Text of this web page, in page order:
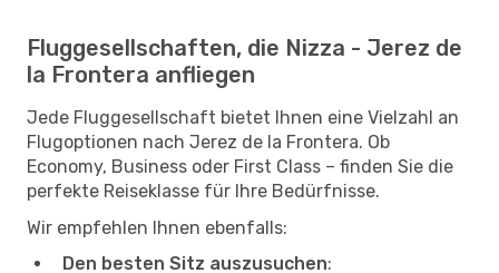
Fluggesellschaften, die Nizza - Jerez de
la Frontera anfliegen
Jede Fluggesellschaft bietet Ihnen eine Vielzahl an
Flugoptionen nach Jerez de la Frontera. Ob
Economy, Business oder First Class – finden Sie die
perfekte Reiseklasse für Ihre Bedürfnisse.
Wir empfehlen Ihnen ebenfalls:
Den besten Sitz auszusuchen: